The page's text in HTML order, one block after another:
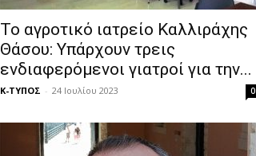
Το αγροτικό ιατρείο Καλλιράχης
Θάσου: Υπάρχουν τρεις
ενδιαφερόμενοι γιατροί για την...
Κ-ΤΥΠΟΣ - 24 Ιουλίου 2023 0